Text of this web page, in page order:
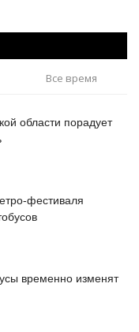
Все время
области порадует
фестиваля
временно изменят